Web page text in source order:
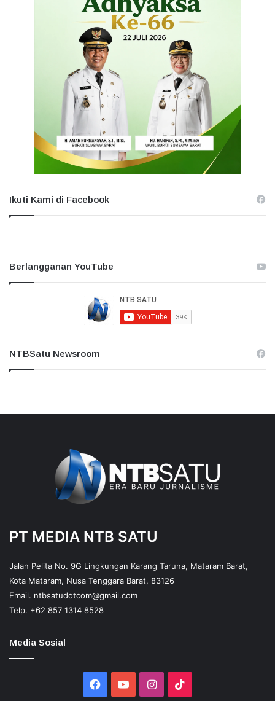
Ikuti Kami di Facebook
Berlangganan YouTube
NTBSatu Newsroom
PT MEDIA NTB SATU
Jalan Pelita No. 9G Lingkungan Karang Taruna, Mataram Barat,
Kota Mataram, Nusa Tenggara Barat, 83126
Email. ntbsatudotcom@gmail.com
Telp. +62 857 1314 8528
Media Sosial
Facebook
YouTubeInstagram